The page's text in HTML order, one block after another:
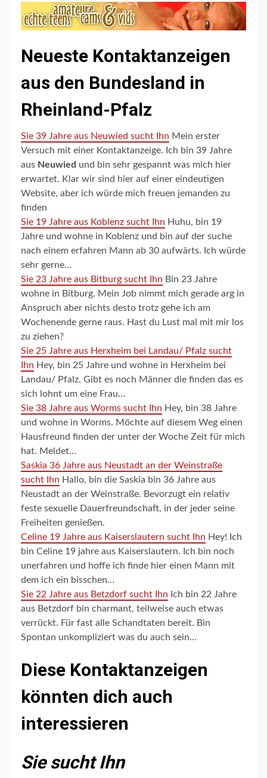
Neueste Kontaktanzeigen
aus den Bundesland in
Rheinland-Pfalz
Sie 39 Jahre aus Neuwied sucht Ihn Mein erster
Versuch mit einer Kontaktanzeige. Ich bin 39 Jahre
aus Neuwied und bin sehr gespannt was mich hier
erwartet. Klar wir sind hier auf einer eindeutigen
Website, aber ich würde mich freuen jemanden zu
finden
Sie 19 Jahre aus Koblenz sucht Ihn Huhu, bin 19
Jahre und wohne in Koblenz und bin auf der suche
nach einem erfahren Mann ab 30 aufwärts. Ich würde
sehr gerne…
Sie 23 Jahre aus Bitburg sucht Ihn Bin 23 Jahre
wohne in Bitburg. Mein Job nimmt mich gerade arg in
Anspruch aber nichts desto trotz gehe ich am
Wochenende gerne raus. Hast du Lust mal mit mir los
zu ziehen?
Sie 25 Jahre aus Herxheim bei Landau/ Pfalz sucht
Ihn Hey, bin 25 Jahre und wohne in Herxheim bei
Landau/ Pfalz. Gibt es noch Männer die finden das es
sich lohnt um eine Frau…
Sie 38 Jahre aus Worms sucht Ihn Hey, bin 38 Jahre
und wohne in Worms. Möchte auf diesem Weg einen
Hausfreund finden der unter der Woche Zeit für mich
hat. Meldet…
Saskia 36 Jahre aus Neustadt an der Weinstraße
sucht Ihn Hallo, bin die Saskia bin 36 Jahre aus
Neustadt an der Weinstraße. Bevorzugt ein relativ
feste sexuelle Dauerfreundschaft, in der jeder seine
Freiheiten genießen.
Celine 19 Jahre aus Kaiserslautern sucht Ihn Hey! Ich
bin Celine 19 jahre aus Kaiserslautern. Ich bin noch
unerfahren und hoffe ich finde hier einen Mann mit
dem ich ein bisschen…
Sie 22 Jahre aus Betzdorf sucht Ihn Ich bin 22 Jahre
aus Betzdorf bin charmant, teilweise auch etwas
verrückt. Für fast alle Schandtaten bereit. Bin
Spontan unkompliziert was du auch sein…
Diese Kontaktanzeigen
könnten dich auch
interessieren
Sie sucht Ihn